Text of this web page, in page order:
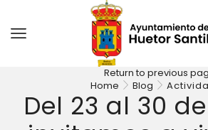
Return to previous
Home
Blog
Del 23 al 30